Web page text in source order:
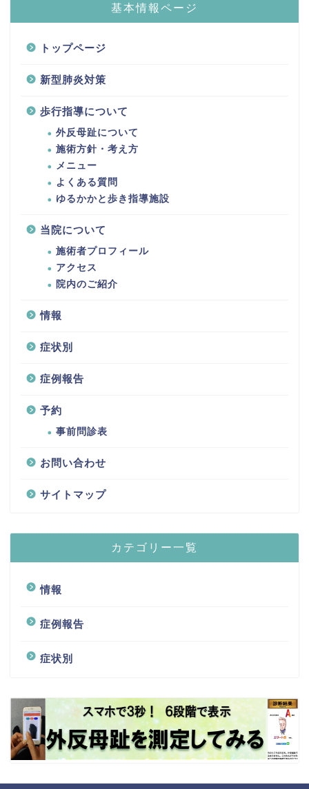
基本情報ページ
トップページ
新型肺炎対策
歩行指導について
外反母趾について
施術方針・考え方
メニュー
よくある質問
ゆるかかと歩き指導施設
当院について
施術者プロフィール
アクセス
院内のご紹介
情報
症状別
症例報告
予約
事前問診表
お問い合わせ
サイトマップ
カテゴリー一覧
情報
症例報告
症状別